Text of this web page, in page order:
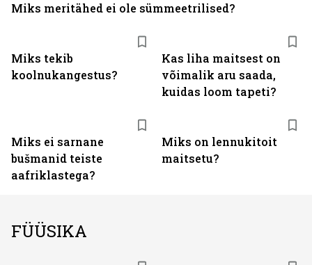
Miks tekib
koolnukangestus?
Kas liha maitsest on
võimalik aru saada,
kuidas loom tapeti?
Miks ei sarnane
bušmanid teiste
aafriklastega?
Miks on lennukitoit
maitsetu?
Miks meritähed ei ole sümmeetrilised?
FÜÜSIKA